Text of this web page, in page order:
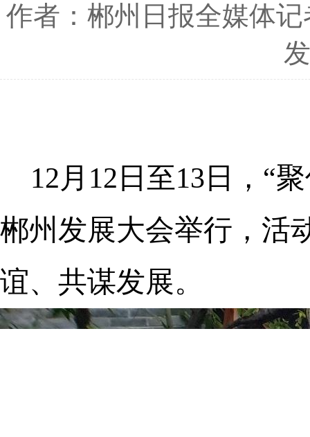
作者：郴州日报全媒体
12月12日至13日，“
郴州发展大会举行，活
谊、共谋发展。